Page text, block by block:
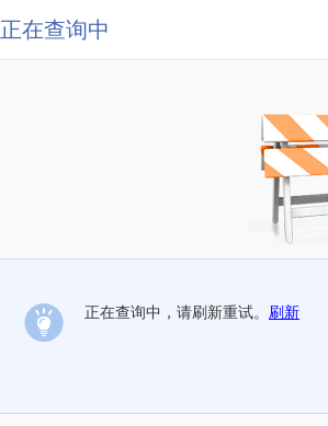
正在查询中
正在查询中，请刷新重试。 刷新